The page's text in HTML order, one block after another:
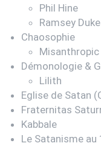
Phil Hine
Ramsey
Chaosophie
Démonologie &
Lilith
Eglise de Satan
Fraternitas
Kabbale
Le Satanisme au